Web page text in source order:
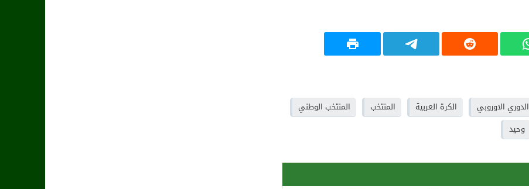
الدوري الاوروبي الكرة العربية المنتخب
المنتخب الوطني
وحيد